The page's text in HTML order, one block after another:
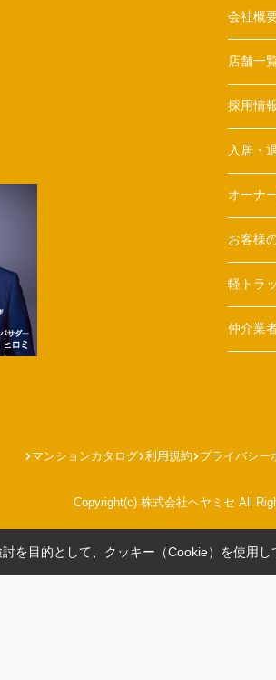
会社概
店舗一
採用情
入居・
オーナ
お客様
軽トラ
仲介業
マンションカタログ 利用規約 プライバシー
Copyright(c) 株式会社ヘヤミセ All
を目的として、クッキー（Cookie）を使用し